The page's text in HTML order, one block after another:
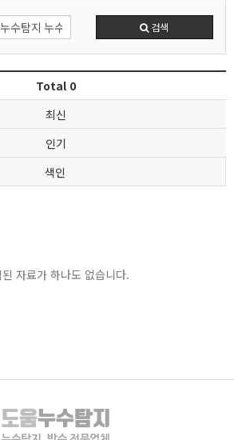
검색
Total 0
최신
인기
색인
된 자료가 하나도 없습니다.